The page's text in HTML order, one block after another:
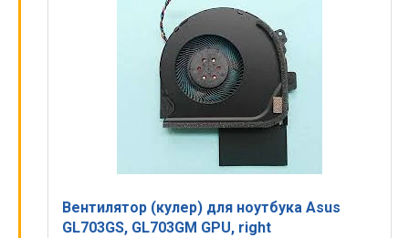
Вентилятор (кулер) для ноутбука Asus
GL703GS, GL703GM GPU, right